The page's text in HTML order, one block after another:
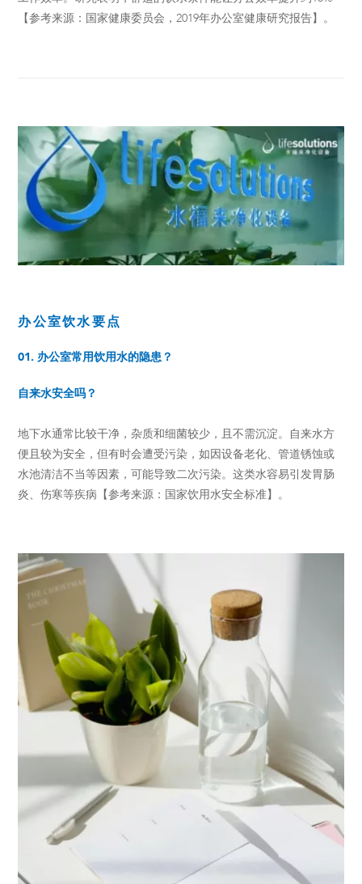
【参考来源：国家健康委员会，2019年办公室健康研究报告】。
办公室饮水要点
01. 办公室常用饮用水的隐患？
自来水安全吗？
地下水通常比较干净，杂质和细菌较少，且不需沉淀。自来水方
便且较为安全，但有时会遭受污染，如因设备老化、管道锈蚀或
水池清洁不当等因素，可能导致二次污染。这类水容易引发胃肠
炎、伤寒等疾病【参考来源：国家饮用水安全标准】。